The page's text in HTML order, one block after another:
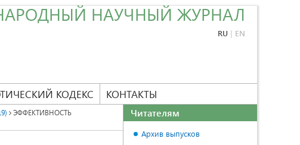
НАУЧНЫЙ ЖУРНАЛ
RU | EN
КОДЕКС КОНТАКТЫ
ЭФФЕКТИВНОСТЬ
Читателям
Архив выпусков